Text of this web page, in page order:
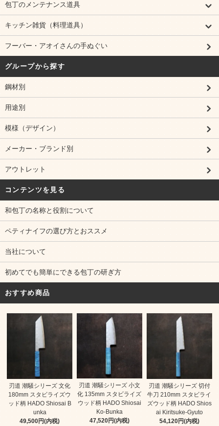
包丁のメンテナンス道具
キッチン雑貨（料理道具）
フーバー・アオイさんの手ぬぐい
グループから探す
鋼材別
用途別
模様（デザイン）
メーカー・ブランド別
アウトレット
コンテンツを見る
和包丁の名称と役割について
ペティナイフの選び方とおススメ
当社について
初めてでも簡単にできる包丁の研ぎ方
おすすめ商品
刃道 潮騒シリーズ 文化
180mm スタビライズウ
ッド柄 HADO Shiosai B
unka
49,500円(内税)
刃道 潮騒シリーズ 小文
化 135mm スタビライズ
ウッド柄 HADO Shiosai
Ko-Bunka
47,520円(内税)
刃道 潮騒シリーズ 切付
牛刀 210mm スタビライ
ズウッド柄 HADO Shios
ai Kiritsuke-Gyuto
54,120円(内税)